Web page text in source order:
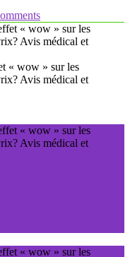
« wow » sur les
Avis médical et